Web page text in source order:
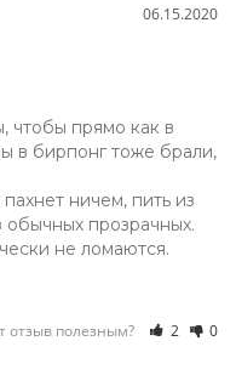
06.15.2020
чтобы прямо как в
в бирпонг тоже брали,
ничем, пить из
обычных прозрачных.
не ломаются.
отзыв полезным? 2 0